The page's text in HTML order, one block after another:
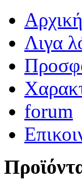
Αρχική
Λιγα
forum